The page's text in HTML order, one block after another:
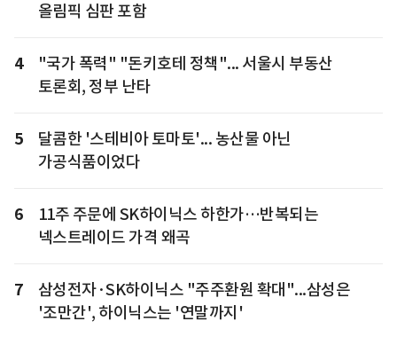
올림픽 심판 포함
4
"국가 폭력" "돈키호테 정책"... 서울시 부동산
토론회, 정부 난타
5
달콤한 '스테비아 토마토'... 농산물 아닌
가공식품이었다
6
11주 주문에 SK하이닉스 하한가…반복되는
넥스트레이드 가격 왜곡
7
삼성전자·SK하이닉스 "주주환원 확대"...삼성은
'조만간', 하이닉스는 '연말까지'